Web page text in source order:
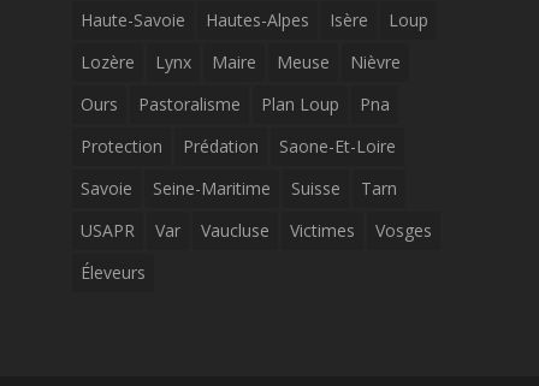
Haute-Savoie
Hautes-Alpes Isère
Loup
Lozère
Lynx Maire Meuse
Nièvre
Ours
Pastoralisme Plan Loup
Pna
Protection
Prédation
Saone-Et-Loire
Savoie
Seine-Maritime Suisse
Tarn
USAPR
Var Vaucluse Victimes
Vosges
Éleveurs